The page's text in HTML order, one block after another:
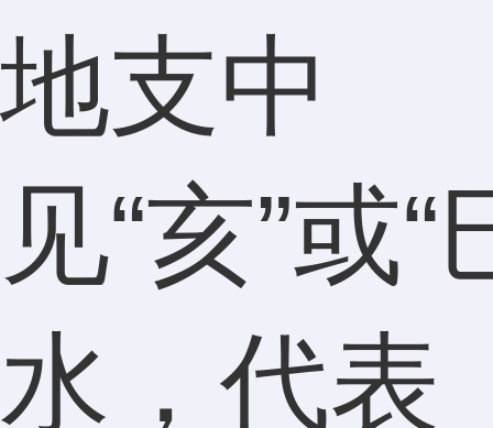
地支中
见“亥”或“
水，代表